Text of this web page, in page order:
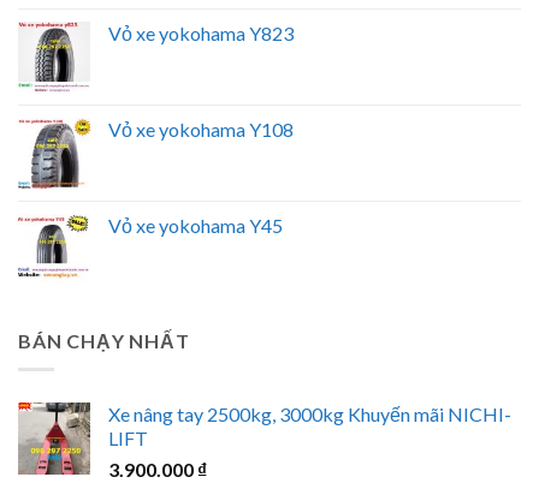
Vỏ xe yokohama Y823
Vỏ xe yokohama Y108
Vỏ xe yokohama Y45
BÁN CHẠY NHẤT
Xe nâng tay 2500kg, 3000kg Khuyến mãi NICHI-
LIFT
3.900.000 ₫